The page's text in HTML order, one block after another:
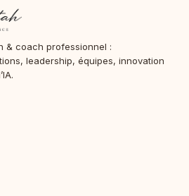
& coach professionnel :
leadership, équipes, innovation